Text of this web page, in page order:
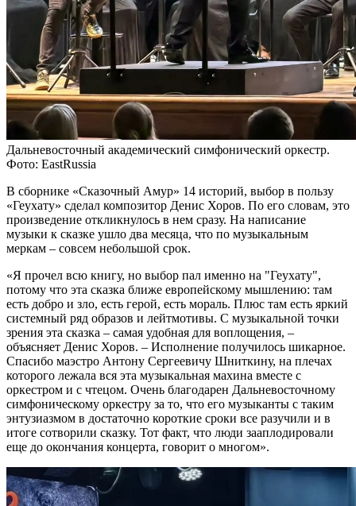
Дальневосточный академический симфонический оркестр.
Фото: EastRussia
В сборнике «Сказочный Амур» 14 историй, выбор в пользу
«Геухату» сделал композитор Денис Хоров. По его словам, это
произведение откликнулось в нем сразу. На написание
музыки к сказке ушло два месяца, что по музыкальным
меркам – совсем небольшой срок.
«Я прочел всю книгу, но выбор пал именно на "Геухату",
потому что эта сказка ближе европейскому мышлению: там
есть добро и зло, есть герой, есть мораль. Плюс там есть яркий
системный ряд образов и лейтмотивы. С музыкальной точки
зрения эта сказка – самая удобная для воплощения, –
объясняет Денис Хоров. – Исполнение получилось шикарное.
Спасибо маэстро Антону Сергеевичу Шниткину, на плечах
которого лежала вся эта музыкальная махина вместе с
оркестром и с чтецом. Очень благодарен Дальневосточному
симфоническому оркестру за то, что его музыканты с таким
энтузиазмом в достаточно короткие сроки все разучили и в
итоге сотворили сказку. Тот факт, что люди зааплодировали
еще до окончания концерта, говорит о многом».